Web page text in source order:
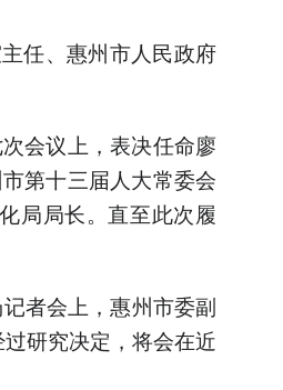
任、惠州市人民政府
会议上，表决任命廖
第十三届人大常委会
局局长。直至此次履
者会上，惠州市委副
研究决定，将会在近